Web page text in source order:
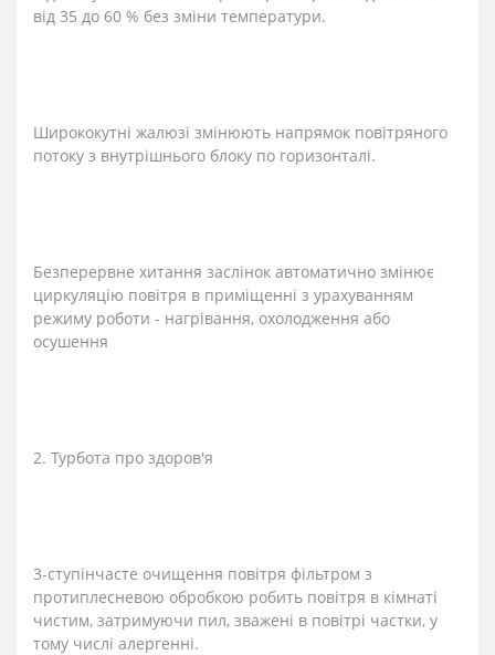
від 35 до 60 % без зміни температури.
Ширококутні жалюзі змінюють напрямок повітряного
потоку з внутрішнього блоку по горизонталі.
Безперервне хитання заслінок автоматично змінює
циркуляцію повітря в приміщенні з урахуванням
режиму роботи - нагрівання, охолодження або
осушення
2. Турбота про здоров'я
3-ступінчасте очищення повітря фільтром з
протиплесневою обробкою робить повітря в кімнаті
чистим, затримуючи пил, зважені в повітрі частки, у
тому числі алергенні.